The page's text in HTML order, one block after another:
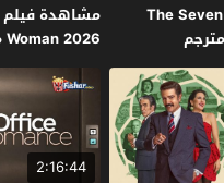
مشاهدة فيلم The Seven
Woman 2026 مترجم
2:16:44